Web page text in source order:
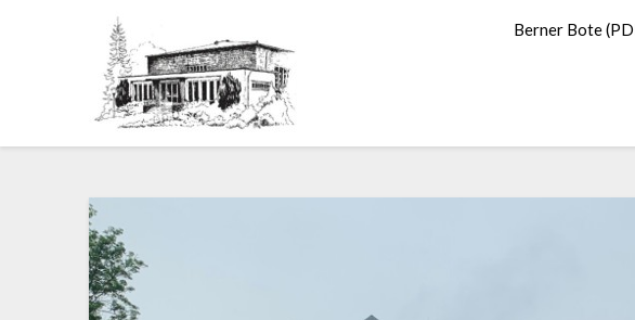
Berner Bote